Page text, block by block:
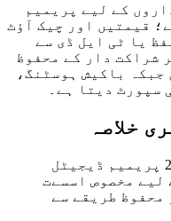
کے لیے پریمیم
قیمتیں اور چیک آؤٹ
یا ٹی ایل ڈی سے
شراکت دار کے محفوظ
جبکہ باکیش ہوسٹنگ،
سپورٹ دیتا ہے۔
خلاصہ
باکیش، گلوبنک سے حاصل شدہ 206 پریمیم ڈیجیٹل
لیے مخصوص اسسےت
محفوظ طریقے سے